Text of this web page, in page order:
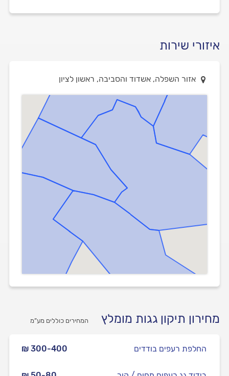
איזורי שירות
אזור השפלה, אשדוד והסביבה, ראשון לציון
מחירון תיקון גגות מומלץ המחירים כוללים מע”מ
₪ 300-400 החלפת רעפים בודדים